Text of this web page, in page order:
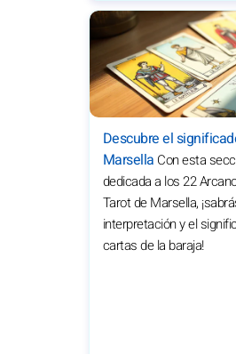
Descubre el
Marsella Con esta
dedicada a los 22
Tarot de Marsella,
interpretación y el
cartas de la baraja!